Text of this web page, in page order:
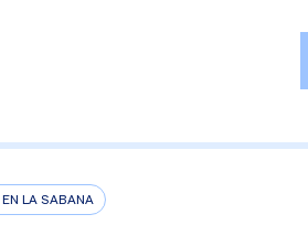
LA SABANA